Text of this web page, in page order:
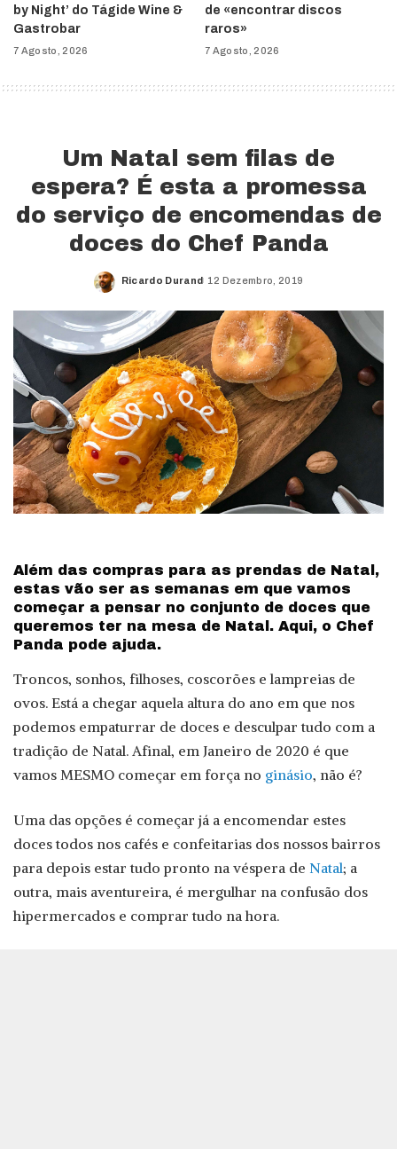
by Night’ do Tágide Wine &
Gastrobar
7 Agosto, 2026
de «encontrar discos
raros»
7 Agosto, 2026
Um Natal sem filas de
espera? É esta a promessa
do serviço de encomendas de
doces do Chef Panda
Posted
Ricardo Durand 12 Dezembro, 2019
Além das compras para as prendas de Natal,
estas vão ser as semanas em que vamos
começar a pensar no conjunto de doces que
queremos ter na mesa de Natal. Aqui, o Chef
Panda pode ajuda.
Troncos, sonhos, filhoses, coscorões e lampreias de
ovos. Está a chegar aquela altura do ano em que nos
podemos empaturrar de doces e desculpar tudo com a
tradição de Natal. Afinal, em Janeiro de 2020 é que
vamos MESMO começar em força no ginásio, não é?
Uma das opções é começar já a encomendar estes
doces todos nos cafés e confeitarias dos nossos bairros
para depois estar tudo pronto na véspera de Natal; a
outra, mais aventureira, é mergulhar na confusão dos
hipermercados e comprar tudo na hora.